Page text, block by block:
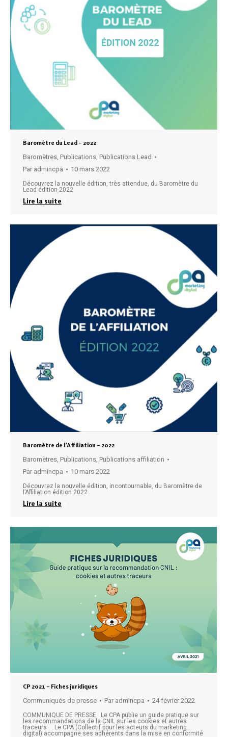
Baromètre du Lead – 2022
Baromètres, Publications, Publications Lead
Par admincpa 10 mars 2022
Découvrez la nouvelle édition, très attendue, du Baromètre du
Lead édition 2022
Lire la suite
Baromètre de l’Affiliation – 2022
Baromètres, Publications, Publications affiliation
Par admincpa 10 mars 2022
Découvrez la nouvelle édition, incontournable, du Baromètre de
l’Affiliation édition 2022
Lire la suite
CP 2021 – Fiches juridiques
Communiqués de presse Par admincpa 24 février 2022
COMMUNIQUE DE PRESSE Le CPA publie un guide pratique sur
les recommandations de la CNIL sur les cookies et autres
traceurs Le CPA (Collectif pour les acteurs du marketing
digital) accompagne ses adhérents dans la mise en conformité